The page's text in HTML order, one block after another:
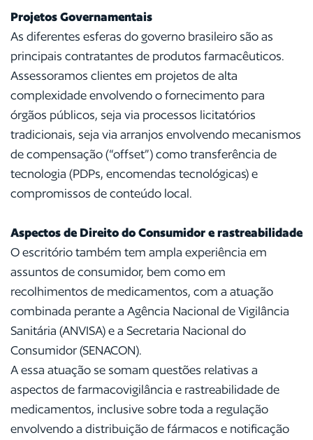
Projetos Governamentais
As diferentes esferas do governo brasileiro são as
principais contratantes de produtos farmacêuticos.
Assessoramos clientes em projetos de alta
complexidade envolvendo o fornecimento para
órgãos públicos, seja via processos licitatórios
tradicionais, seja via arranjos envolvendo mecanismos
de compensação (“offset”) como transferência de
tecnologia (PDPs, encomendas tecnológicas) e
compromissos de conteúdo local.
Aspectos de Direito do Consumidor e rastreabilidade
O escritório também tem ampla experiência em
assuntos de consumidor, bem como em
recolhimentos de medicamentos, com a atuação
combinada perante a Agência Nacional de Vigilância
Sanitária (ANVISA) e a Secretaria Nacional do
Consumidor (SENACON).
A essa atuação se somam questões relativas a
aspectos de farmacovigilância e rastreabilidade de
medicamentos, inclusive sobre toda a regulação
envolvendo a distribuição de fármacos e notificação